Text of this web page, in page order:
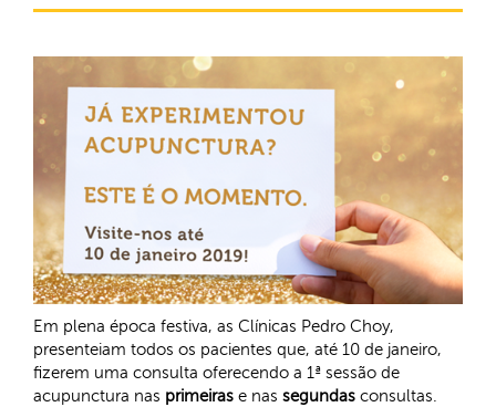
Em plena época festiva, as Clínicas Pedro Choy,
presenteiam todos os pacientes que, até 10 de janeiro,
fizerem uma consulta oferecendo a 1ª sessão de
acupunctura nas primeiras e nas segundas consultas.